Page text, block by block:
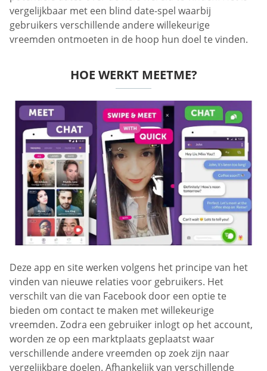
vergelijkbaar met een blind date-spel waarbij
gebruikers verschillende andere willekeurige
vreemden ontmoeten in de hoop hun doel te vinden.
HOE WERKT MEETME?
Deze app en site werken volgens het principe van het
vinden van nieuwe relaties voor gebruikers. Het
verschilt van die van Facebook door een optie te
bieden om contact te maken met willekeurige
vreemden. Zodra een gebruiker inlogt op het account,
worden ze op een marktplaats geplaatst waar
verschillende andere vreemden op zoek zijn naar
vergelijkbare doelen. Afhankelijk van verschillende